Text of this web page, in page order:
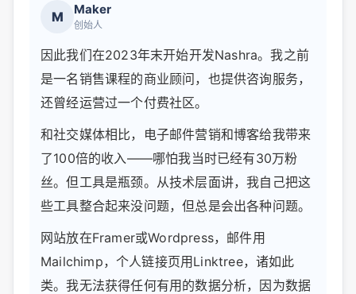
M Maker
创始人
因此我们在2023年末开始开发Nashra。我之前
是一名销售课程的商业顾问，也提供咨询服务，
还曾经运营过一个付费社区。
和社交媒体相比，电子邮件营销和博客给我带来
了100倍的收入——哪怕我当时已经有30万粉
丝。但工具是瓶颈。从技术层面讲，我自己把这
些工具整合起来没问题，但总是会出各种问题。
网站放在Framer或Wordpress，邮件用
Mailchimp，个人链接页用Linktree，诸如此
类。我无法获得任何有用的数据分析，因为数据